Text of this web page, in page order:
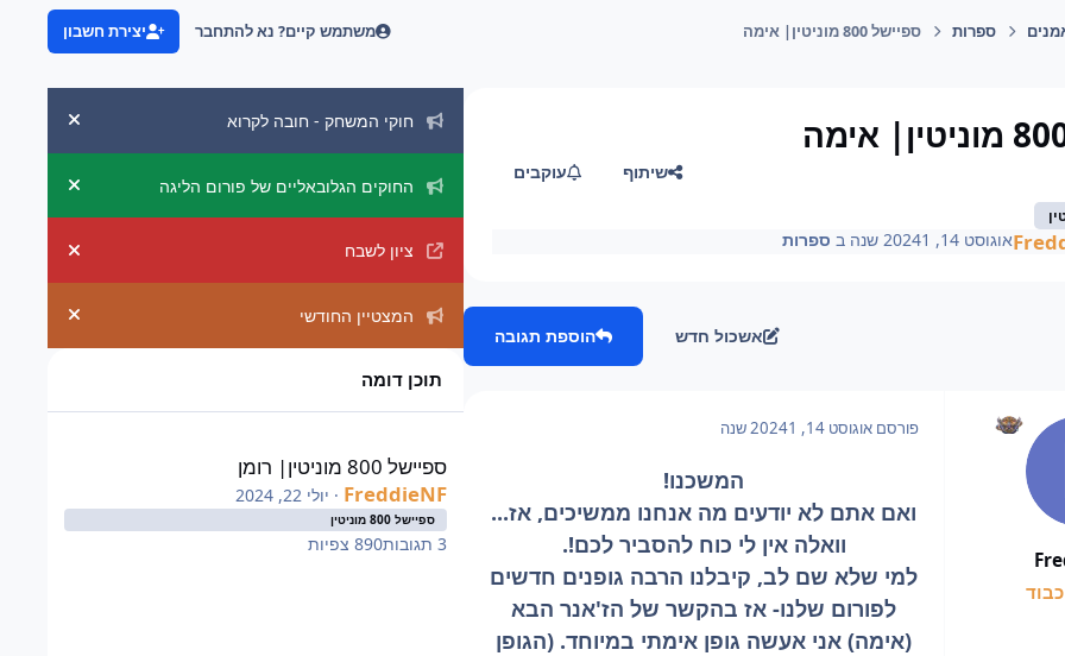
ספרות ספיישל 800 מוניטין| אימה משתמש קיים? נא להתחבר יצירת חשבון
שיתוף עוקבים
אוגוסט 14, 2024 1 שנה ב ספרות
אשכול חדש הוספת תגובה
פורסם אוגוסט 14, 2024 1 שנה
המשכנו!
ואם אתם לא יודעים מה אנחנו ממשיכים, אז...
וואלה אין לי כוח להסביר לכם!.
למי שלא שם לב, קיבלנו הרבה גופנים חדשים
לפורום שלנו- אז בהקשר של הז'אנר הבא
(אימה) אני אעשה גופן אימתי במיוחד. (הגופן
חוקי המשחק - חובה לקרוא
החוקים הגלובאליים של פורום הליגה
ציון לשבח
המצטיין החודשי
תוכן דומה
ספיישל 800 מוניטין| רומן
FreddieNF
· יולי 22, 2024
ספיישל 800 מוניטין
3 תגובות890 צפיות